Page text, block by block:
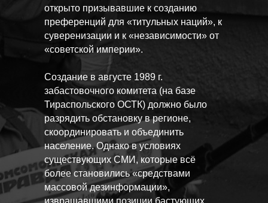
открыто призывавшие к созданию
преференций для «титульных наций», к
суверенизации и к «независимости» от
«советской империи».
Создание в августе 1989 г.
забастовочного комитета (на базе
Тираспольского ОСТК) должно было
разрядить обстановку в регионе,
скоординировать и объединить
население. Однако в условиях
существующих СМИ, которые всё
более становились «средствами
массовой дезинформации»,
извращавшими позиции бастующих